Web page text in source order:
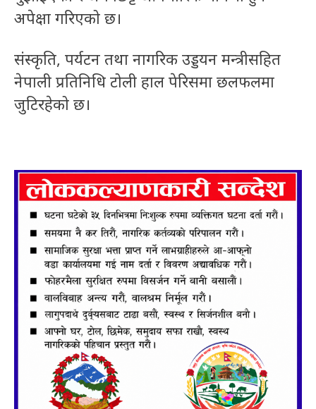
अपेक्षा गरिएको छ।
संस्कृति, पर्यटन तथा नागरिक उड्डयन मन्त्रीसहित
नेपाली प्रतिनिधि टोली हाल पेरिसमा छलफलमा
जुटिरहेको छ।